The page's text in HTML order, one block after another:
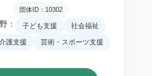
団体ID：10302
： 子ども支援 社会福祉
護支援 芸術・スポーツ支援